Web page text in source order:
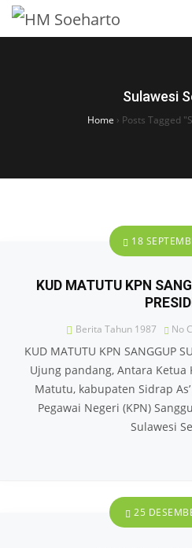
Sulawesi
Home › Posts Tagged
18
KUD MATUTU KPN
Berita Tahun 1987 No
KUD MATUTU KPN SANGGUP
Ujung pandang, Antara Ketua
Matutu, kabupaten Sidrap
Pegawai Negeri (KPN)
Sulawesi
25